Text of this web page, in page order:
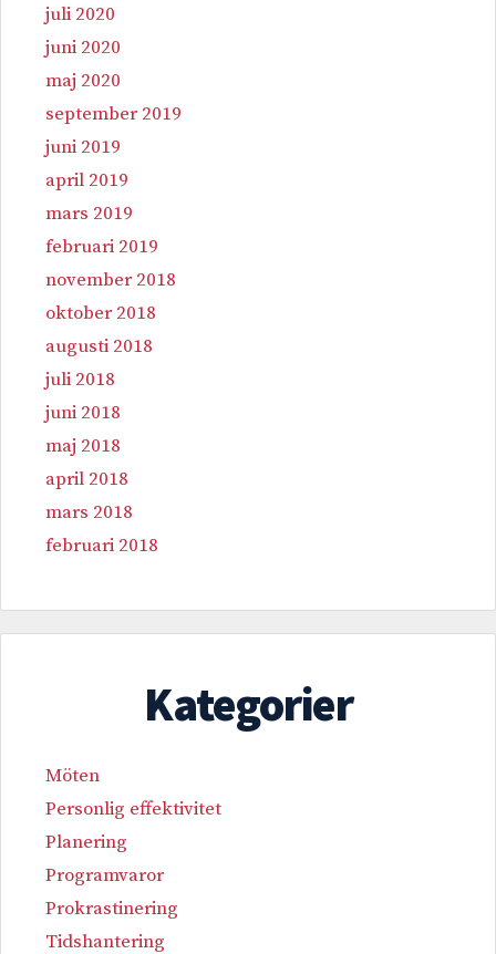
juli 2020
juni 2020
maj 2020
september 2019
juni 2019
april 2019
mars 2019
februari 2019
november 2018
oktober 2018
augusti 2018
juli 2018
juni 2018
maj 2018
april 2018
mars 2018
februari 2018
Kategorier
Möten
Personlig effektivitet
Planering
Programvaror
Prokrastinering
Tidshantering